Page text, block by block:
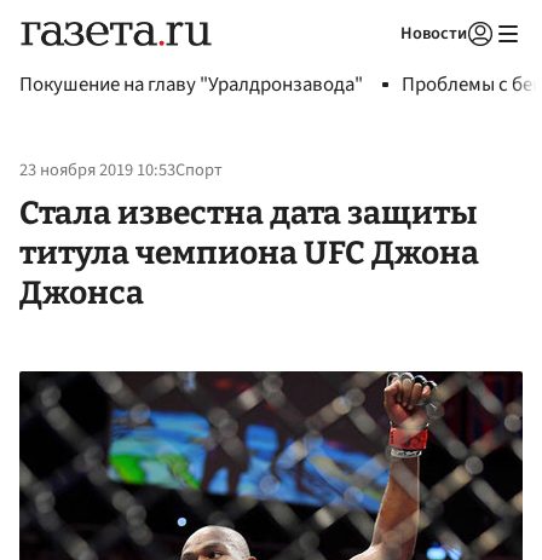
Новости
Покушение на главу "Уралдронзавода" Проблемы с
23 ноября 2019 10:53Спорт
Стала известна дата защиты
титула чемпиона UFC Джона
Джонса